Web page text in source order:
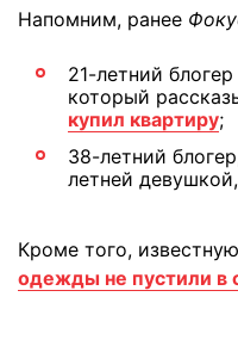
Напомним, ранее
21-летний
который
купил квартиру;
38-летний
летней девушкой,
Кроме того,
одежды не пустили в